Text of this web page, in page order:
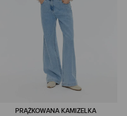
PRĄŻKOWANA KAMIZELKA